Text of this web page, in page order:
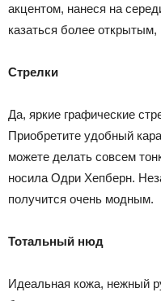
акцентом, нанеся на
казаться более
Стрелки
Да, яркие графические
Приобретите удобный
можете делать совсем
носила Одри Хепберн.
получится очень модным.
Тотальный нюд
Идеальная кожа, нежный